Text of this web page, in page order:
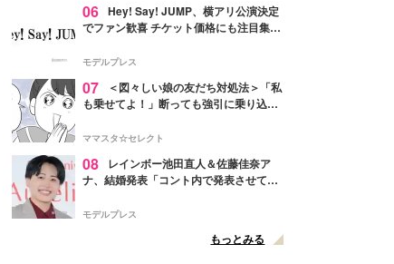
06 Hey! Say! JUMP、横アリ公演決定
でファン歓喜 チケット価格にも注目集ま
モデルプレス
07
＜図々しい娘の友だち対処法＞「私
も乗せてよ！」断っても強引に乗り込ん
ママスタ☆セレクト
08
レインボー池田直人＆佐藤佳奈ア
ナ、結婚発表「コント内で発表させてい
点変更のため
モデルプレス
もっとみる